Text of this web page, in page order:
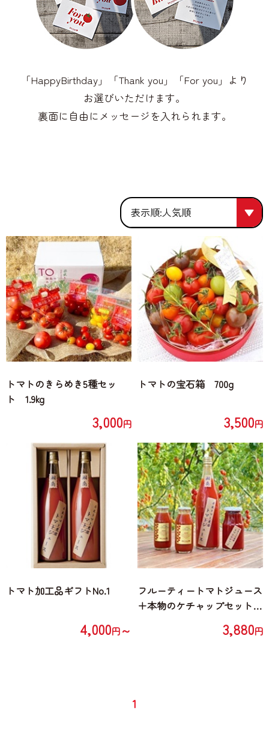
「HappyBirthday」「Thank you」「For you」より
お選びいただけます。
裏面に自由にメッセージを入れられます。
人気順
人気順
価格が安い
価格が高い
トマトのきらめき5種セッ
ト 1.9kg
3,000円
トマトの宝石箱 700g
3,500円
トマト加工品ギフトNo.1
4,000円～
フルーティートマトジュース
＋本物のケチャップセット
トマトケチャップ300g×1
3,880円
1